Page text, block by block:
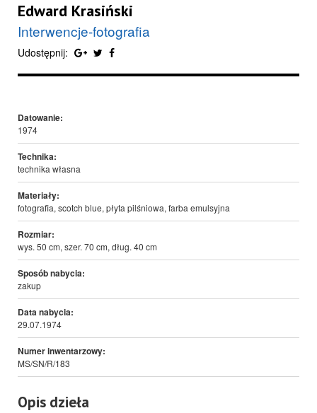
Edward Krasiński
Interwencje-fotografia
Udostępnij:
Datowanie:
1974
Technika:
technika własna
Materiały:
fotografia, scotch blue, płyta pilśniowa, farba emulsyjna
Rozmiar:
wys. 50 cm, szer. 70 cm, dług. 40 cm
Sposób nabycia:
zakup
Data nabycia:
29.07.1974
Numer inwentarzowy:
MS/SN/R/183
Opis dzieła